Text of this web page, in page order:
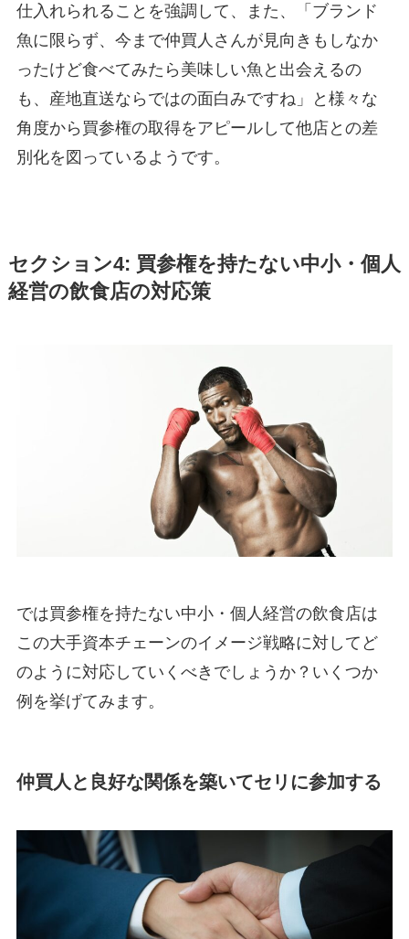
仕入れられることを強調して、また、「ブランド
魚に限らず、今まで仲買人さんが見向きもしなか
ったけど食べてみたら美味しい魚と出会えるの
も、産地直送ならではの面白みですね」と様々な
角度から買参権の取得をアピールして他店との差
別化を図っているようです。
セクション4: 買参権を持たない中小・個人
経営の飲食店の対応策
では買参権を持たない中小・個人経営の飲食店は
この大手資本チェーンのイメージ戦略に対してど
のように対応していくべきでしょうか？いくつか
例を挙げてみます。
仲買人と良好な関係を築いてセリに参加する